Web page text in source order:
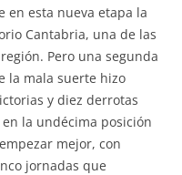
en esta nueva etapa la
Cantabria, una de las
Pero una segunda
la mala suerte hizo
y diez derrotas
la undécima posición
mejor, con
jornadas que